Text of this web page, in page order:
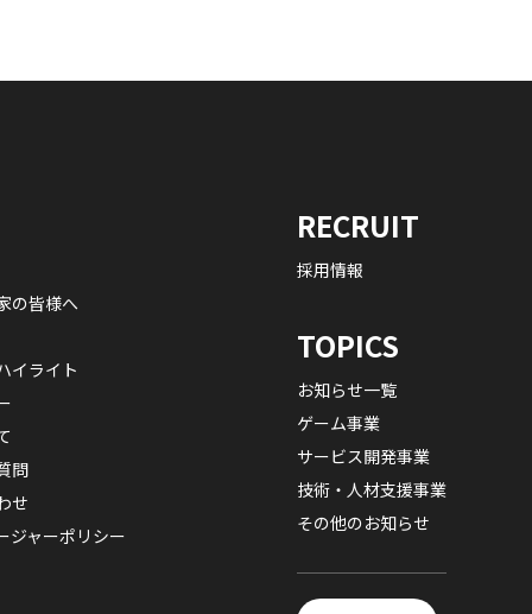
の皆様へ
イライト
問
せ
ジャーポリシー
RECRUIT
採用情報
TOPICS
お知らせ一覧
ゲーム事業
サービス開発事業
技術・人材支援事業
その他のお知らせ